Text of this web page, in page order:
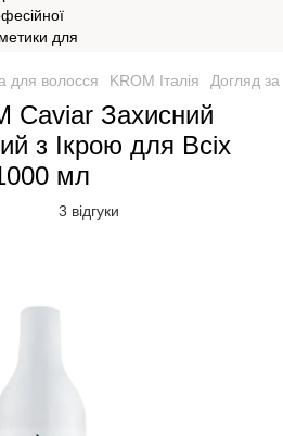
для волосся KROM Італія Догляд
Caviar Захисний
з Ікрою для Всіх
мл
3 відгуки